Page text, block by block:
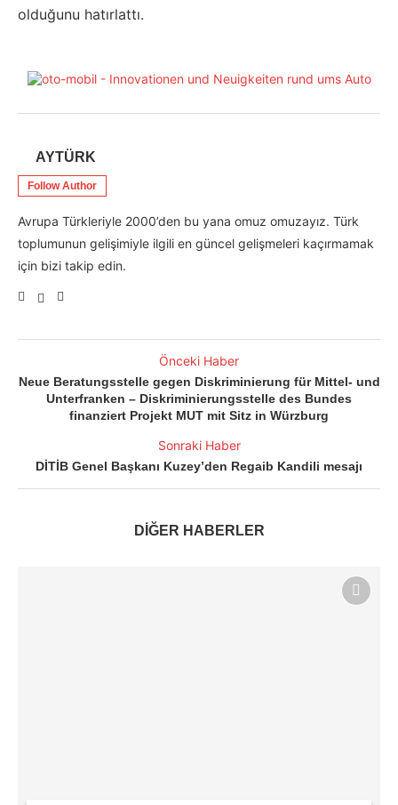
olduğunu hatırlattı.
AYTÜRK
Follow Author
Avrupa Türkleriyle 2000’den bu yana omuz omuzayız. Türk
toplumunun gelişimiyle ilgili en güncel gelişmeleri kaçırmamak
için bizi takip edin.
Önceki Haber
Neue Beratungsstelle gegen Diskriminierung für Mittel- und
Unterfranken – Diskriminierungsstelle des Bundes
finanziert Projekt MUT mit Sitz in Würzburg
Sonraki Haber
DİTİB Genel Başkanı Kuzey’den Regaib Kandili mesajı
DİĞER HABERLER